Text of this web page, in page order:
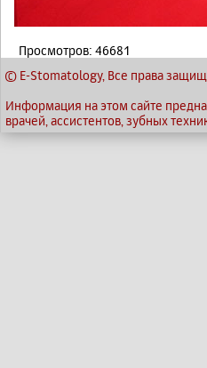
Просмотров: 46681
© E-Stomatology, Все права
Информация на этом сайте
врачей, ассистентов, зубных